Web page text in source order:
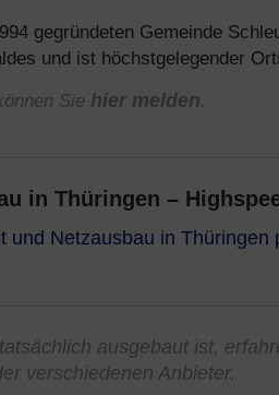
gegründeten Gemeinde
und ist höchstgelegender
Sie hier melden.
in Thüringen –
und Netzausbau in Thüringen
ausgebaut ist,
verschiedenen Anbieter.